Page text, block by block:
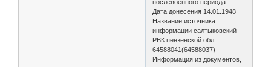
послевоенного периода
Дата донесения 14.01.1948
Название источника
информации салтыковский
РВК пензенской обл.
64588041(64588037)
Информация из документов,